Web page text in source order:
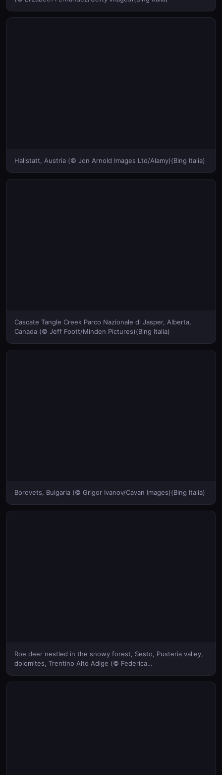
Hallstatt, Austria (© Jon Arnold Images Ltd/Alamy)(Bing Italia)
Cascate Tangle Creek Parco Nazionale di Jasper, Alberta,
Canada (© Jeff Foott/Minden Pictures)(Bing Italia)
Borovets, Bulgaria (© Grigor Ivanov/Cavan Images)(Bing Italia)
Roe deer nestled in the snowy forest, Sesto, Pusteria valley,
dolomites, Trentino Alto Adige (© Federica